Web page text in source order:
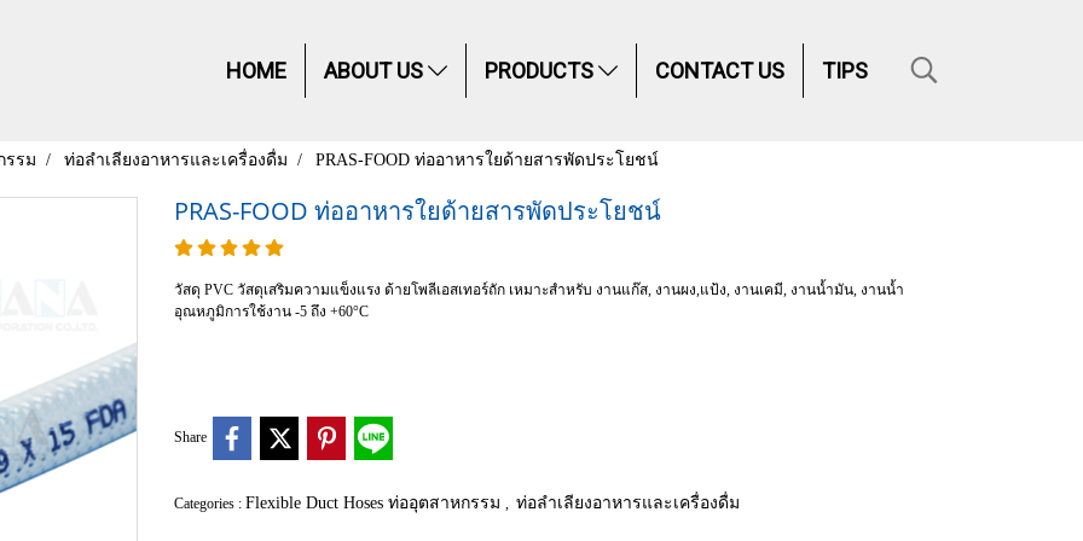
HOME ABOUT US PRODUCTS CONTACT US TIPS
รรม ท่อลำเลียงอาหารและเครื่องดื่ม PRAS-FOOD ท่ออาหารใยด้ายสารพัดประโยชน์
PRAS-FOOD ท่ออาหารใยด้ายสารพัดประโยชน์
วัสดุ PVC วัสดุเสริมความแข็งแรง ด้ายโพลีเอสเทอร์ถัก เหมาะสำหรับ งานแก๊ส, งานผง,แป้ง, งานเคมี, งานน้ำมัน, งานน้ำ
อุณหภูมิการใช้งาน -5 ถึง +60°C
Share
Categories : Flexible Duct Hoses ท่ออุตสาหกรรม ท่อลำเลียงอาหารและเครื่องดื่ม